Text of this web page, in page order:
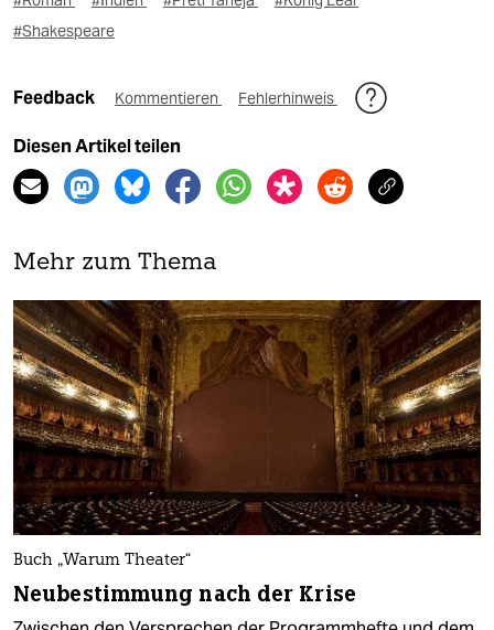
#Shakespeare
Feedback Kommentieren Fehlerhinweis
Diesen Artikel teilen
Mehr zum Thema
Buch „Warum Theater“
Neubestimmung nach der Krise